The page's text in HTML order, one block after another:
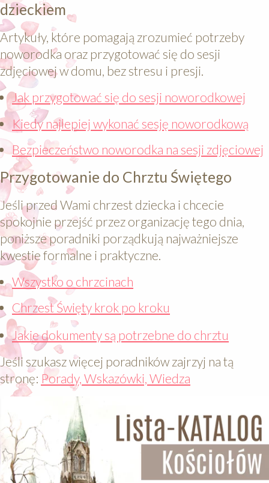
dzieckiem
Artykuły, które pomagają zrozumieć potrzeby
noworodka oraz przygotować się do sesji
zdjęciowej w domu, bez stresu i presji.
Jak przygotować się do sesji noworodkowej
Kiedy najlepiej wykonać sesję noworodkową
Bezpieczeństwo noworodka na sesji zdjęciowej
Przygotowanie do Chrztu Świętego
Jeśli przed Wami chrzest dziecka i chcecie
spokojnie przejść przez organizację tego dnia,
poniższe poradniki porządkują najważniejsze
kwestie formalne i praktyczne.
Wszystko o chrzcinach
Chrzest Święty krok po kroku
Jakie dokumenty są potrzebne do chrztu
Jeśli szukasz więcej poradników zajrzyj na tą
stronę: Porady, Wskazówki, Wiedza